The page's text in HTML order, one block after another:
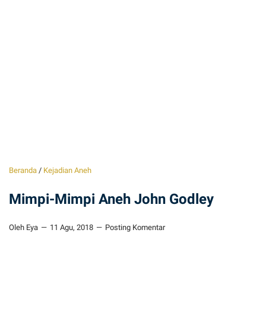
Beranda / Kejadian Aneh
Mimpi-Mimpi Aneh John Godley
Oleh Eya 11 Agu, 2018 Posting Komentar